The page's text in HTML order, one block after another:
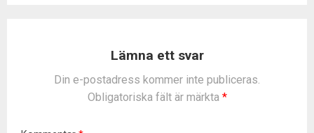
Lämna ett svar
Din e-postadress kommer inte publiceras.
Obligatoriska fält är märkta *